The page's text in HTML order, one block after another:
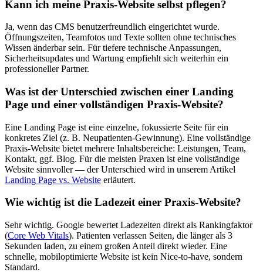
Kann ich meine Praxis-Website selbst pflegen?
Ja, wenn das CMS benutzerfreundlich eingerichtet wurde.
Öffnungszeiten, Teamfotos und Texte sollten ohne technisches
Wissen änderbar sein. Für tiefere technische Anpassungen,
Sicherheitsupdates und Wartung empfiehlt sich weiterhin ein
professioneller Partner.
Was ist der Unterschied zwischen einer Landing
Page und einer vollständigen Praxis-Website?
Eine Landing Page ist eine einzelne, fokussierte Seite für ein
konkretes Ziel (z. B. Neupatienten-Gewinnung). Eine vollständige
Praxis-Website bietet mehrere Inhaltsbereiche: Leistungen, Team,
Kontakt, ggf. Blog. Für die meisten Praxen ist eine vollständige
Website sinnvoller — der Unterschied wird in unserem Artikel
Landing Page vs. Website erläutert.
Wie wichtig ist die Ladezeit einer Praxis-Website?
Sehr wichtig. Google bewertet Ladezeiten direkt als Rankingfaktor
(Core Web Vitals). Patienten verlassen Seiten, die länger als 3
Sekunden laden, zu einem großen Anteil direkt wieder. Eine
schnelle, mobiloptimierte Website ist kein Nice-to-have, sondern
Standard.